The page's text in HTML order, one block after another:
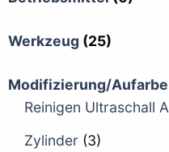
Werkzeug (25)
Modifizierung/
Reinigen Ultraschall
Zylinder (3)